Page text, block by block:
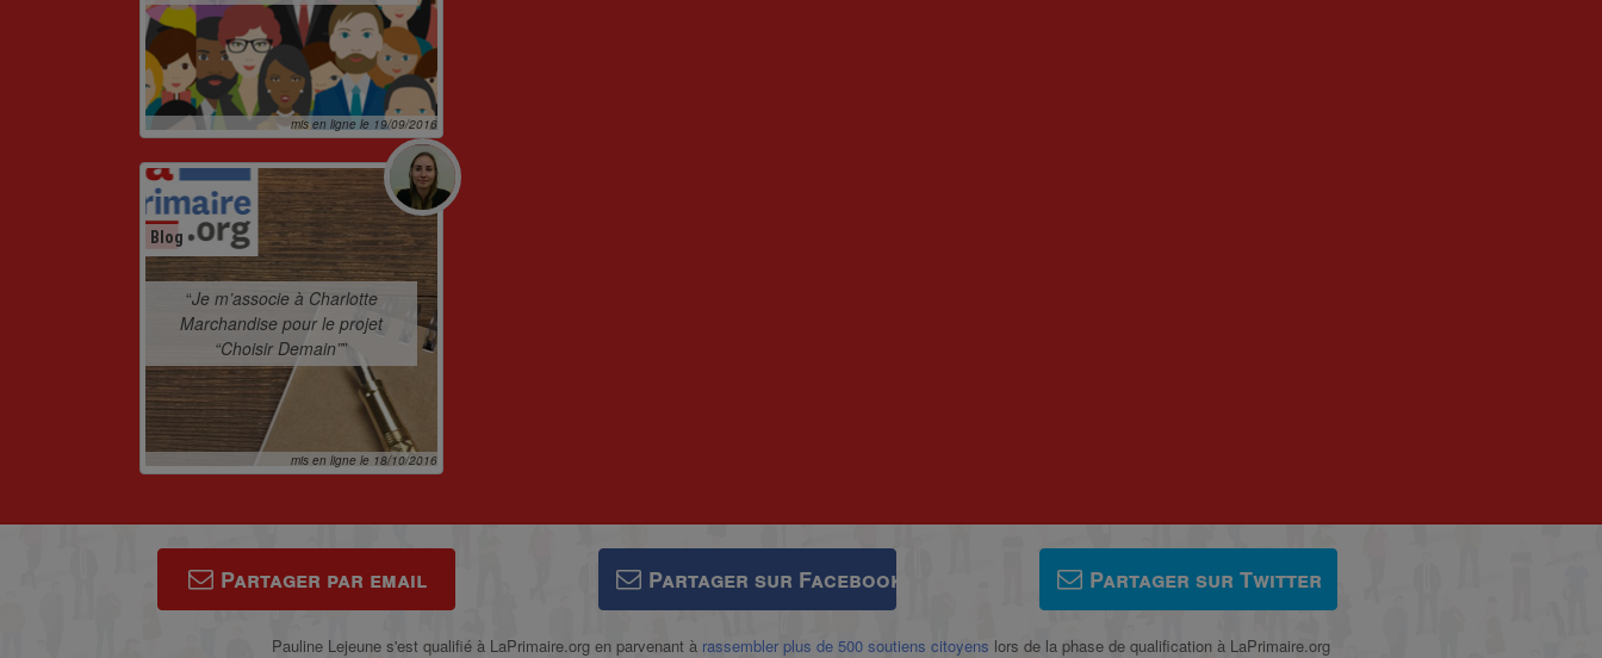
mis en ligne le 19/09/2016
Blog
“Je m’associe à Charlotte
Marchandise pour le projet
“Choisir Demain””
mis en ligne le 18/10/2016
Partager par email Partager sur Facebook Partager sur Twitter
Pauline Lejeune s'est qualifié à LaPrimaire.org en parvenant à rassembler plus de 500 soutiens citoyens lors de la phase de qualification à LaPrimaire.org